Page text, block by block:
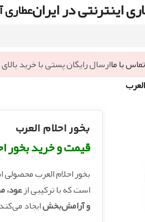
اینترنتی در ایرانعطاری
تماس با ماارسال رایگان پستی با خرید
بخور احلام العرب
قیمت و خرید بخور
بخور احلام العرب محصولی
است که با ترکیبی ازعود،
و آرامش‌بخشایجاد